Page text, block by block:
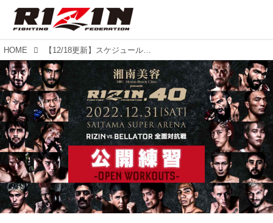
HOME 【12/18更新】スケジュール一部変更！湘南美容クリニック presents RIZIN.40 公開練習を公式Instagramでライブ配信！